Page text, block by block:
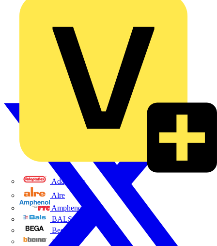
Adaptaflex
Alre
Amphenol FTG
BALS
Bega
Bticino